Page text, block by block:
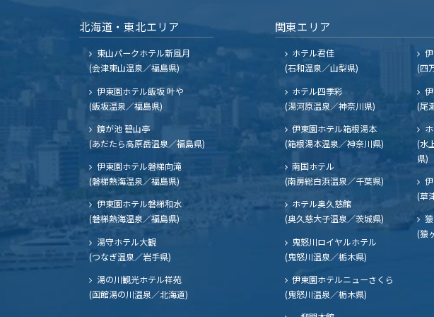
北海道・東北エリア
東山パークホテル新風月
(会津東山温泉／福島県)
伊東園ホテル飯坂 叶や
(飯坂温泉／福島県)
鏡が池 碧山亭
(あだたら高原岳温泉／福島県)
伊東園ホテル磐梯向滝
(磐梯熱海温泉／福島県)
伊東園ホテル磐梯和水
(磐梯熱海温泉／福島県)
湯守ホテル大観
(つなぎ温泉／岩手県)
湯の川観光ホテル祥苑
(函館湯の川温泉／北海道)
関東エリア
ホテル君佳
(石和温泉／山梨県)
ホテル四季彩
(湯河原温泉／神奈川県)
伊東園ホテル箱根湯本
(箱根湯本温泉／神奈川県)
南国ホテル
(南房総白浜温泉／千葉県)
ホテル奥久慈館
(奥久慈大子温泉／茨城県)
鬼怒川ロイヤルホテル
(鬼怒川温泉／栃木県)
伊東園ホテルニューさくら
(鬼怒川温泉／栃木県)
(四
(尾
(水
県)
(草
(猿